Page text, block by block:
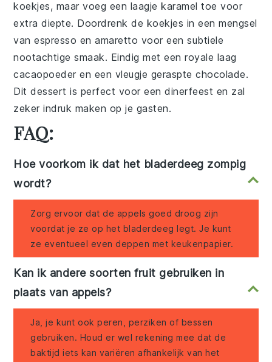
koekjes, maar voeg een laagjekaramel toe voor
extra diepte. Doordrenk de koekjes in een mengsel
vanespresso enamaretto voor een subtiele
nootachtige smaak. Eindig met een royale laag
cacaopoeder en een vleugje geraspte chocolade.
Dit dessert is perfect voor een dinerfeest en zal
zeker indruk maken op je gasten.
FAQ:
Hoe voorkom ik dat het bladerdeeg zompig
wordt?
Zorg ervoor dat de appels goed droog zijn
voordat je ze op het bladerdeeg legt. Je kunt
ze eventueel even deppen met keukenpapier.
Kan ik andere soorten fruit gebruiken in
plaats van appels?
Ja, je kunt ook peren, perziken of bessen
gebruiken. Houd er wel rekening mee dat de
baktijd iets kan variëren afhankelijk van het